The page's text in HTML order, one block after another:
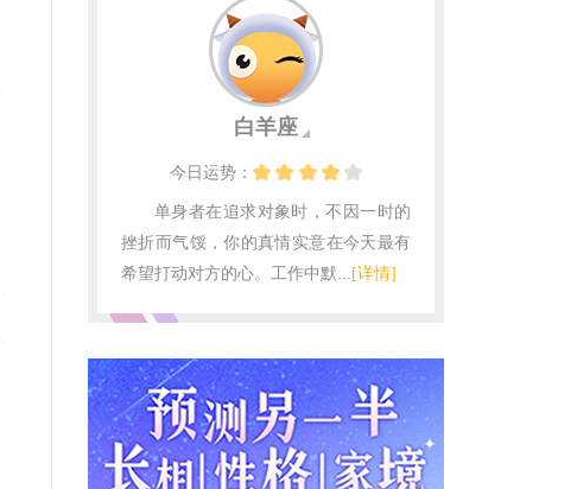
白羊座
今日 运势：
单身者在追求对象时，不因一时的
挫折而气馁，你的真情实意在今天最有
希望打动对方的心。工作中默... [详情]